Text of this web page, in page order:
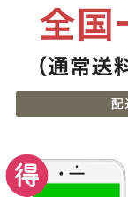
9